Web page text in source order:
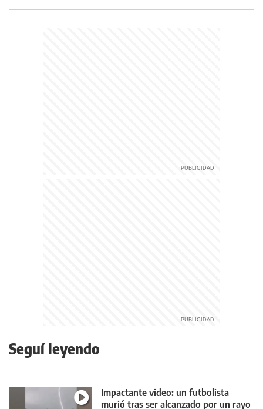
Seguí leyendo
Impactante video: un futbolista
murió tras ser alcanzado por un rayo